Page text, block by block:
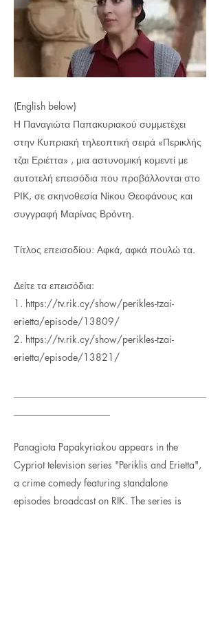
(English below)
Η Παναγιώτα Παπακυριακού συμμετέχει
στην Κυπριακή τηλεοπτική σειρά «Περικλής
τζαι Εριέττα» , μια αστυνομική κομεντί με
αυτοτελή επεισόδια που προβάλλονται στο
ΡΙΚ, σε σκηνοθεσία Νίκου Θεοφάνους και
συγγραφή Μαρίνας Βρόντη.
Τίτλος επεισοδίου: Αφκά, αφκά πουλώ τα.
Δείτε τα επεισόδια:
1. https://tv.rik.cy/show/perikles-tzai-
erietta/episode/13809/
2. https://tv.rik.cy/show/perikles-tzai-
erietta/episode/13821/
Panagiota Papakyriakou appears in the
Cypriot television series "Periklis and Erietta",
a crime comedy featuring standalone
episodes broadcast on RIK. The series is